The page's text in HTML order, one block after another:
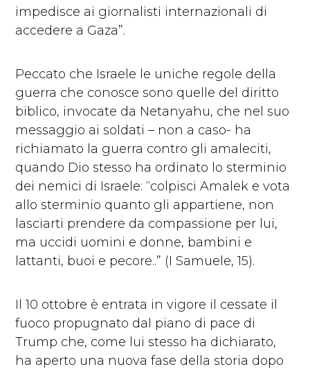
impedisce ai giornalisti internazionali di
accedere a Gaza”.
Peccato che Israele le uniche regole della
guerra che conosce sono quelle del diritto
biblico, invocate da Netanyahu, che nel suo
messaggio ai soldati – non a caso- ha
richiamato la guerra contro gli amaleciti,
quando Dio stesso ha ordinato lo sterminio
dei nemici di Israele: “colpisci Amalek e vota
allo sterminio quanto gli appartiene, non
lasciarti prendere da compassione per lui,
ma uccidi uomini e donne, bambini e
lattanti, buoi e pecore..” (I Samuele, 15).
Il 10 ottobre è entrata in vigore il cessate il
fuoco propugnato dal piano di pace di
Trump che, come lui stesso ha dichiarato,
ha aperto una nuova fase della storia dopo